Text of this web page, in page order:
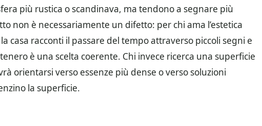
più rustica o scandinava, ma tendono a segnare più
non è necessariamente un difetto: per chi ama l’estetica
casa racconti il passare del tempo attraverso piccoli segni e
è una scelta coerente. Chi invece ricerca una superficie
orientarsi verso essenze più dense o verso soluzioni
la superficie.